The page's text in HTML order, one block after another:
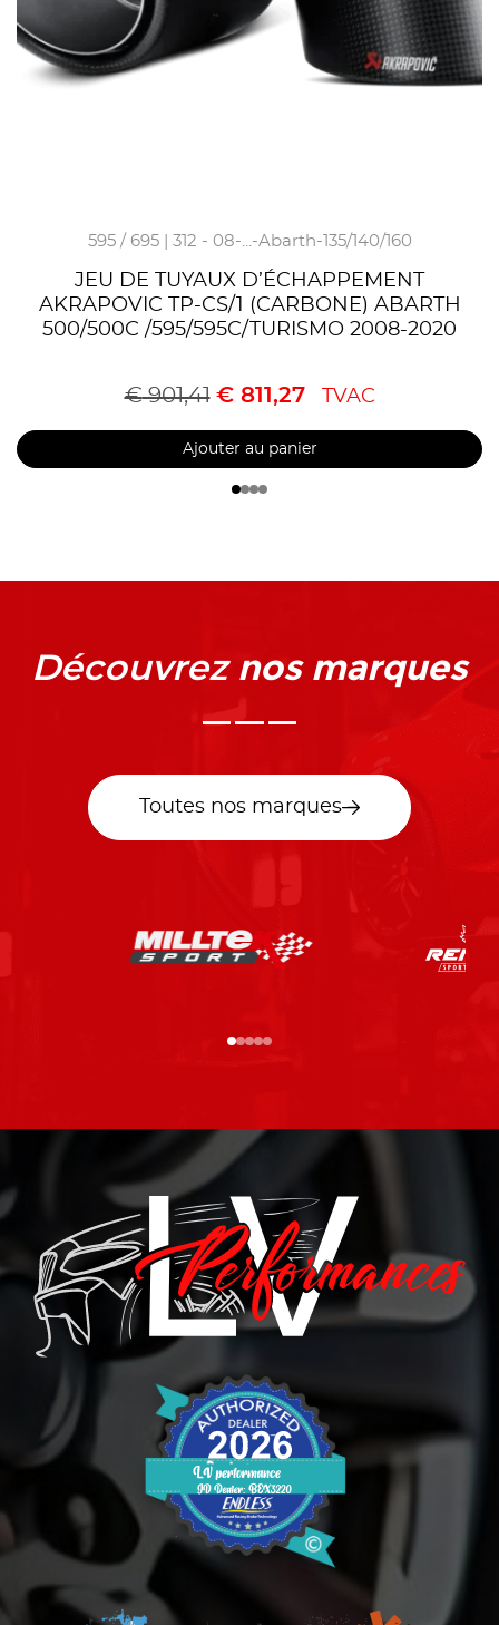
595 / 695 | 312 - 08-...-Abarth-135/140/160
JEU DE TUYAUX D’ÉCHAPPEMENT
AKRAPOVIC TP-CS/1 (CARBONE) ABARTH
500/500C /595/595C/TURISMO 2008-2020
€901,41 €811,27 TVAC
Ajouter au panier
Découvrez nos marques
Toutes nos marques